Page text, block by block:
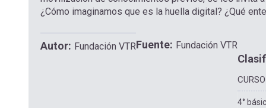
¿Cómo imaginamos que es la huella digital? ¿Qué
Autor Fundación VTRFuente Fundación VTR
CURSO
4°